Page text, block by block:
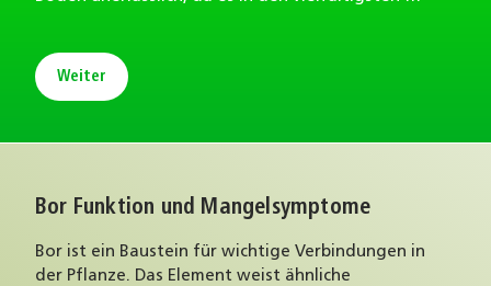
Weiter
Bor Funktion und Mangelsymptome
Bor ist ein Baustein für wichtige Verbindungen in
der Pflanze. Das Element weist ähnliche